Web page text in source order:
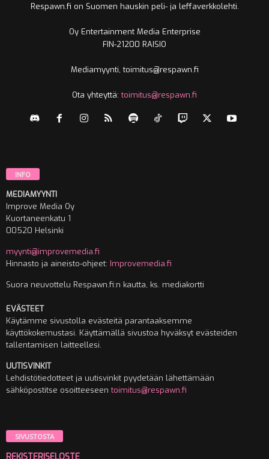
Respawn.fi on Suomen hauskin peli- ja leffaverkkolehti.
Oy Entertainment Media Enterprise
FIN-21200 RAISIO
Mediamyynti, toimitus@respawn.fi
Ota yhteyttä:toimitus@respawn.fi
INFO
MEDIAMYYNTI
Improve Media Oy
Kuortaneenkatu 1
00520 Helsinki
myynti@improvemedia.fi
Hinnasto ja aineisto-ohjeet: Improvemedia.fi
Suora neuvottelu Respawn.fi:n kautta, ks. mediakortti
EVÄSTEET
Käytämme sivustolla evästeitä parantaaksemme
käyttökokemustasi. Käyttämällä sivustoa hyväksyt evästeiden
tallentamisen laitteellesi.
UUTISVINKIT
Lehdistötiedotteet ja uutisvinkit pyydetään lähettämään
sähköpostitse osoitteeseentoimitus@respawn.fi
SIVUSTOSTA